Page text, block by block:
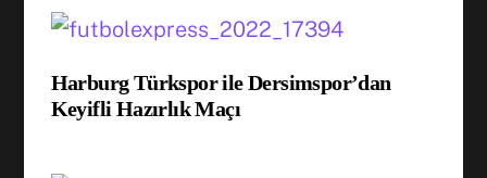
Harburg Türkspor ile Dersimspor’dan
Keyifli Hazırlık Maçı